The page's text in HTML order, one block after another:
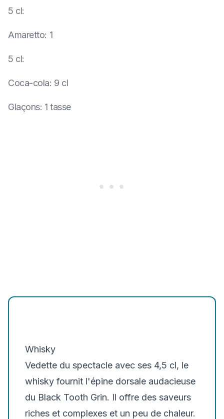
5 cl:
Amaretto: 1
5 cl:
Coca-cola: 9 cl
Glaçons: 1 tasse
Whisky
Vedette du spectacle avec ses 4,5 cl, le
whisky fournit l'épine dorsale audacieuse
du Black Tooth Grin. Il offre des saveurs
riches et complexes et un peu de chaleur.